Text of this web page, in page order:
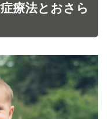
療法とおさら